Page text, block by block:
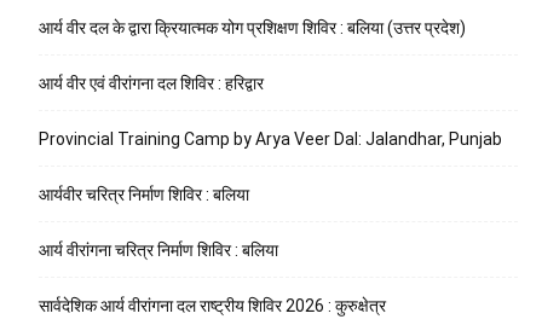
आर्य वीर दल के द्वारा क्रियात्मक योग प्रशिक्षण शिविर : बलिया (उत्तर प्रदेश)
आर्य वीर एवं वीरांगना दल शिविर : हरिद्वार
Provincial Training Camp by Arya Veer Dal: Jalandhar, Punjab
आर्यवीर चरित्र निर्माण शिविर : बलिया
आर्य वीरांगना चरित्र निर्माण शिविर : बलिया
सार्वदेशिक आर्य वीरांगना दल राष्ट्रीय शिविर 2026 : कुरुक्षेत्र